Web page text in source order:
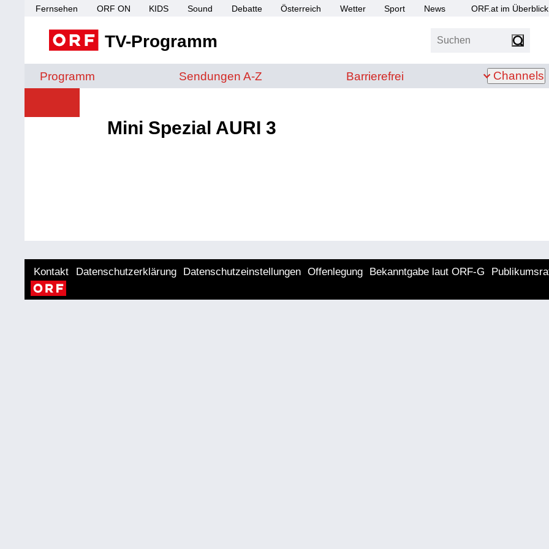
Fernsehen ORF ON KIDS Sound Debatte Österreich Wetter Sport News ORF.at im Überblick
TV-Programm Suchen
Programm Sendungen von A bis Z
Sendungen A-Z Barrierefrei
Barrierefrei Channels
Mini Spezial AURI 3
Kontakt Datenschutzerklärung Datenschutzeinstellungen Offenlegung Bekanntgabe laut ORF-G